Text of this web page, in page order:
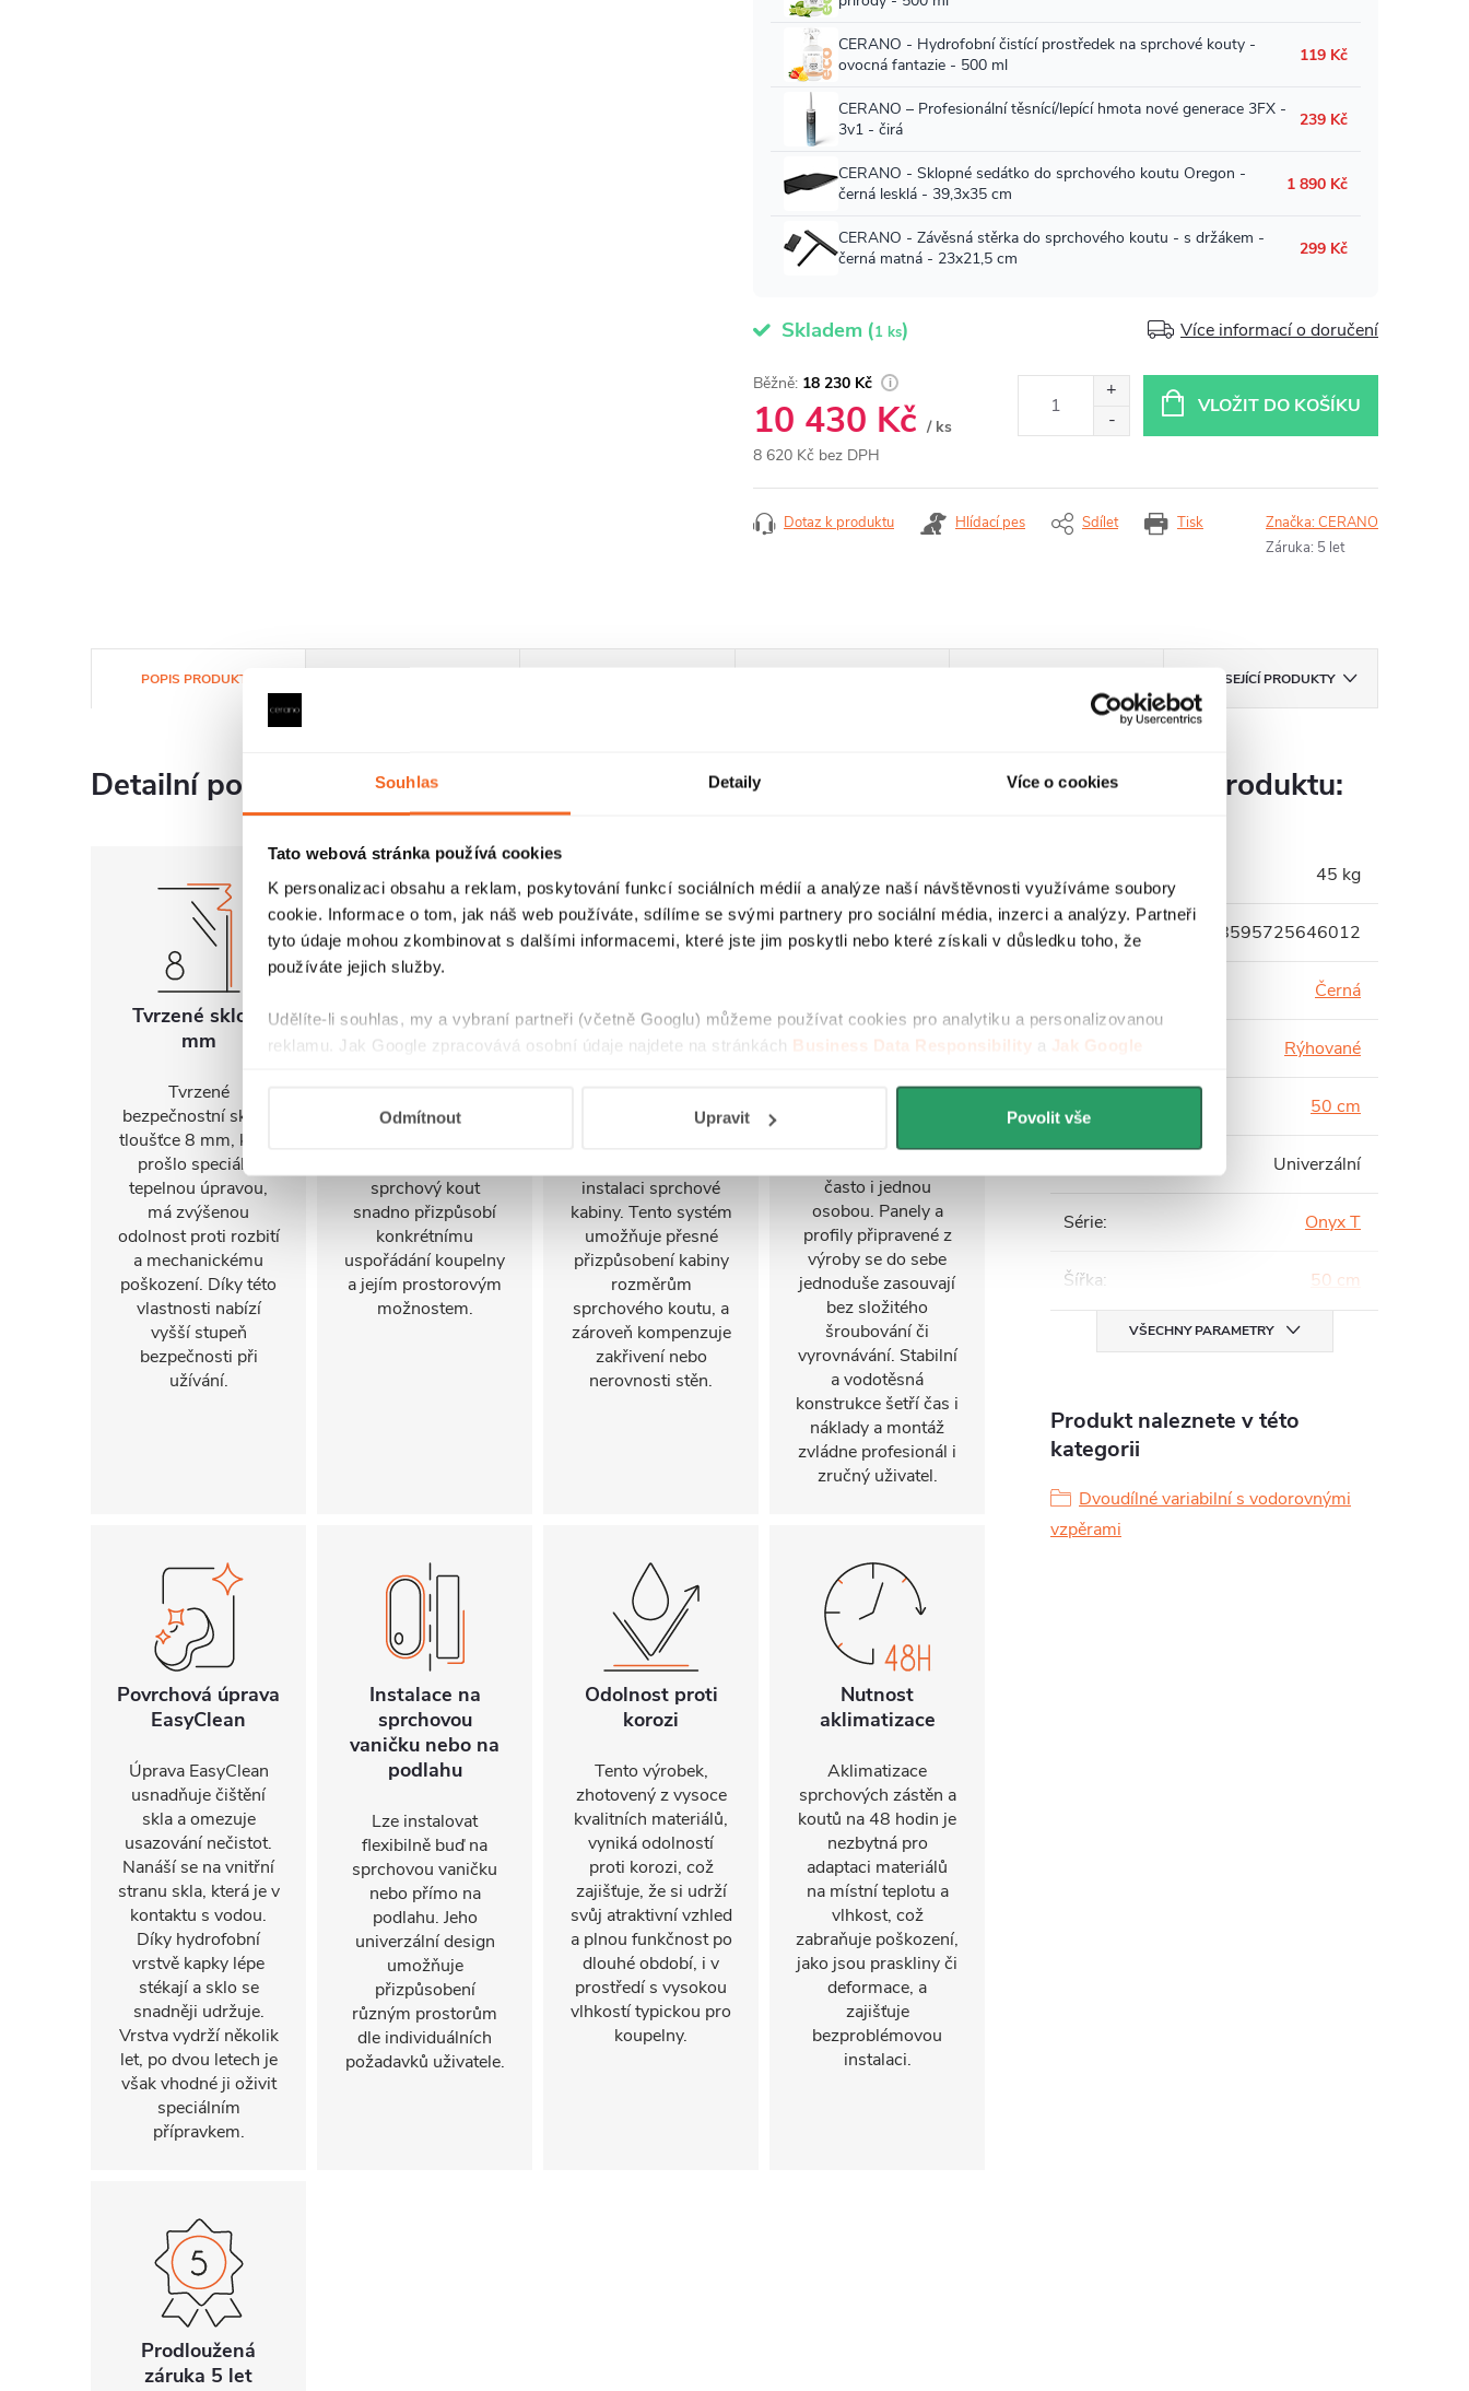
Souhlas Detaily Více o cookies
Tato webová stránka používá cookies
K personalizaci obsahu a reklam, poskytování funkcí sociálních médií a analýze naší návštěvnosti využíváme soubory
cookie. Informace o tom, jak náš web používáte, sdílíme se svými partnery pro sociální média, inzerci a analýzy. Partneři
tyto údaje mohou zkombinovat s dalšími informacemi, které jste jim poskytli nebo které získali v důsledku toho, že
používáte jejich služby.
Udělíte-li souhlas, my a vybraní partneři (včetně Googlu) můžeme používat cookies pro analytiku a personalizovanou
reklamu. Jak Google zpracovává osobní údaje najdete na stránkách Business Data Responsibility a Jak Google
Odmítnout Upravit Povolit vše
Skladem (1 ks) Více informací o doručení
18 230 Kč
10 430 Kč / ks
8 620 Kč bez DPH
VLOŽIT DO KOŠÍKU
Tisk
Dotaz k produktu Hlídací pes Sdílet Značka:CERANO
Záruka: 5 let
POPIS PRODUKTU SOUVISEJÍCÍ PRODUKTY
Detailní popis produktu
Tvrzené sklo 8
mm
Tvrzené
bezpečnostní sklo o
tloušťce 8 mm, které
prošlo speciální
tepelnou úpravou,
má zvýšenou
odolnost proti rozbití
a mechanickému
poškození. Díky této
vlastnosti nabízí
vyšší stupeň
bezpečnosti při
užívání.
Univerzální
montáž
umožňuje instalaci
sprchový kout
snadno přizpůsobí
konkrétnímu
uspořádání koupelny
a jejím prostorovým
možnostem.
Nastavitelný
stěnový profil
možností nastavení
instalaci sprchové
kabiny. Tento systém
umožňuje přesné
přizpůsobení kabiny
rozměrům
sprchového koutu, a
zároveň kompenzuje
zakřivení nebo
nerovnosti stěn.
FastInstall
montážní systém pro
často i jednou
osobou. Panely a
profily připravené z
výroby se do sebe
jednoduše zasouvají
bez složitého
šroubování či
vyrovnávání. Stabilní
a vodotěsná
konstrukce šetří čas i
náklady a montáž
zvládne profesionál i
zručný uživatel.
Povrchová úprava
EasyClean
Úprava EasyClean
usnadňuje čištění
skla a omezuje
usazování nečistot.
Nanáší se na vnitřní
stranu skla, která je v
kontaktu s vodou.
Díky hydrofobní
vrstvě kapky lépe
stékají a sklo se
snadněji udržuje.
Vrstva vydrží několik
let, po dvou letech je
však vhodné ji oživit
speciálním
přípravkem.
Instalace na
sprchovou
vaničku nebo na
podlahu
Lze instalovat
flexibilně buď na
sprchovou vaničku
nebo přímo na
podlahu. Jeho
univerzální design
umožňuje
přizpůsobení
různým prostorům
dle individuálních
požadavků uživatele.
Odolnost proti
korozi
Tento výrobek,
zhotovený z vysoce
kvalitních materiálů,
vyniká odolností
proti korozi, což
zajišťuje, že si udrží
svůj atraktivní vzhled
a plnou funkčnost po
dlouhé období, i v
prostředí s vysokou
vlhkostí typickou pro
koupelny.
Nutnost
aklimatizace
Aklimatizace
sprchových zástěn a
koutů na 48 hodin je
nezbytná pro
adaptaci materiálů
na místní teplotu a
vlhkost, což
zabraňuje poškození,
jako jsou praskliny či
deformace, a
zajišťuje
bezproblémovou
instalaci.
Prodloužená
záruka 5 let
Parametry produktu:
45 kg
EAN: 8595725646012
Černá
Barva skla Rýhované
Hloubka 50 cm
Univerzální
Série: Onyx T
Šířka: 50 cm
VŠECHNY PARAMETRY
Produkt naleznete v této
kategorii
Dvoudílné variabilní s vodorovnými
vzpěrami